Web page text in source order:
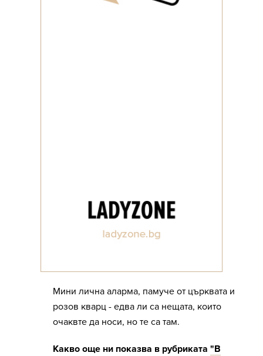
Мини лична аларма, памуче от църквата и
розов кварц - едва ли са нещата, които
очаквте да носи, но те са там.
Какво още ни показва в рубриката "В